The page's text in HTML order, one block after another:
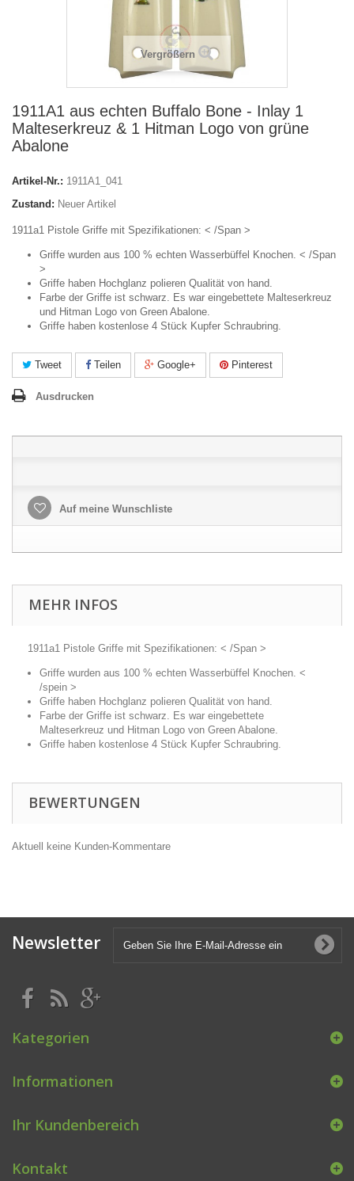
Vergrößern
1911A1 aus echten Buffalo Bone - Inlay 1
Malteserkreuz & 1 Hitman Logo von grüne
Abalone
Artikel-Nr.: 1911A1_041
Zustand: Neuer Artikel
1911a1 Pistole Griffe mit Spezifikationen: < /Span >
Griffe wurden aus 100 % echten Wasserbüffel Knochen. < /Span
>
Griffe haben Hochglanz polieren Qualität von hand.
Farbe der Griffe ist schwarz. Es war eingebettete Malteserkreuz
und Hitman Logo von Green Abalone.
Griffe haben kostenlose 4 Stück Kupfer Schraubring.
Tweet Teilen Google+ Pinterest
Ausdrucken
Auf meine Wunschliste
MEHR INFOS
1911a1 Pistole Griffe mit Spezifikationen: < /Span >
Griffe wurden aus 100 % echten Wasserbüffel Knochen. <
/spein >
Griffe haben Hochglanz polieren Qualität von hand.
Farbe der Griffe ist schwarz. Es war eingebettete
Malteserkreuz und Hitman Logo von Green Abalone.
Griffe haben kostenlose 4 Stück Kupfer Schraubring.
BEWERTUNGEN
Aktuell keine Kunden-Kommentare
Newsletter
Kategorien
Informationen
Ihr Kundenbereich
Kontakt